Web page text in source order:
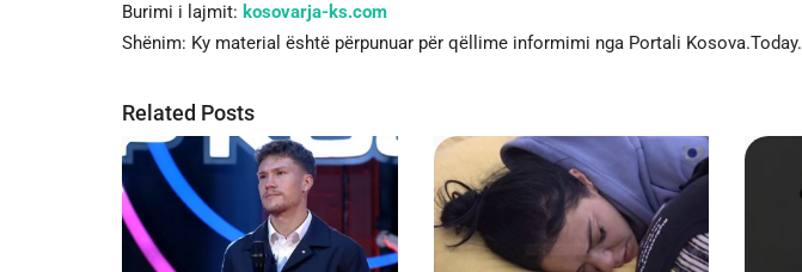
Burimi i lajmit: kosovarja-ks.com
Shënim: Ky material është përpunuar për qëllime informimi nga Portali Kosova.Today.
Related Posts